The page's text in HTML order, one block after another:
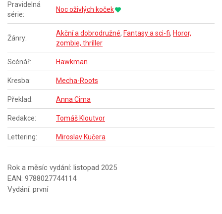
Pravidelná
série:
Noc oživlých koček
Žánry:
Akční a dobrodružné, Fantasy a sci-fi, Horor,
zombie, thriller
Scénář: Hawkman
Kresba: Mecha-Roots
Překlad: Anna Cima
Redakce: Tomáš Kloutvor
Lettering: Miroslav Kučera
Rok a měsíc vydání: listopad 2025
EAN: 9788027744114
Vydání: první